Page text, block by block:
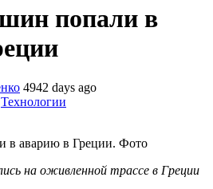
попали в
4942 days ago
Технологии
на оживленной трассе в Греции